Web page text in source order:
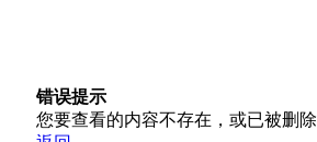
错误提示
您要查看的内容不存在，或已被删除